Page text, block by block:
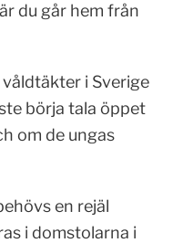
du går hem från
i Sverige
börja tala öppet
om de ungas
en rejäl
i domstolarna i